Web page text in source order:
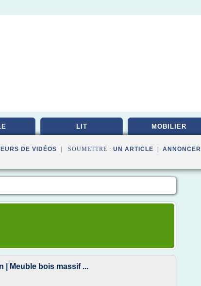
LIT MOBILIER
DE VIDÉOS | SOUMETTRE : UN ARTICLE ANNONCER
| Meuble bois massif ...